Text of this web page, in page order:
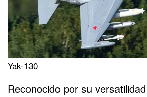
Yak-130
Reconocido por su